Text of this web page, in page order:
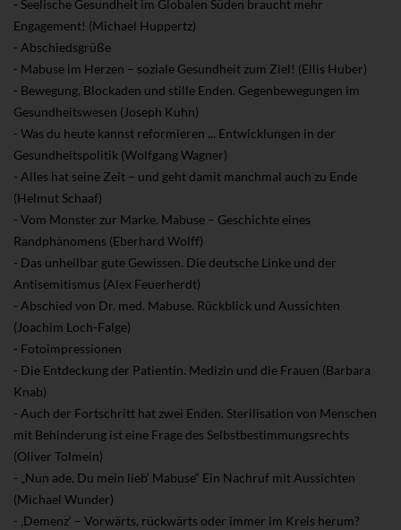
- Seelische Gesundheit im Globalen Süden braucht mehr
Engagement! (Michael Huppertz)
- Abschiedsgrüße
- Mabuse im Herzen – soziale Gesundheit zum Ziel! (Ellis Huber)
- Bewegung, Blockaden und stille Enden. Gegenbewegungen im
Gesundheitswesen (Joseph Kuhn)
- Was du heute kannst reformieren ... Entwicklungen in der
Gesundheitspolitik (Wolfgang Wagner)
- Alles hat seine Zeit – und geht damit manchmal auch zu Ende
(Helmut Schaaf)
- Vom Monster zur Marke. Mabuse – Geschichte eines
Randphänomens (Eberhard Wolff)
- Das unheilbar gute Gewissen. Die deutsche Linke und der
Antisemitismus (Alex Feuerherdt)
- Abschied von Dr. med. Mabuse. Rückblick und Aussichten
(Joachim Loch-Falge)
- Fotoimpressionen
- Die Entdeckung der Patientin. Medizin und die Frauen (Barbara
Knab)
- Auch der Fortschritt hat zwei Enden. Sterilisation von Menschen
mit Behinderung ist eine Frage des Selbstbestimmungsrechts
(Oliver Tolmein)
- „Nun ade, Du mein lieb‘ Mabuse“ Ein Nachruf mit Aussichten
(Michael Wunder)
- ‚Demenz‘ – Vorwärts, rückwärts oder immer im Kreis herum?